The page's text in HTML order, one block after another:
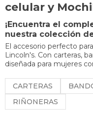
celular y
¡Encuentra el
nuestra colección
El accesorio perfecto
Lincoln's. Con carteras,
diseñada para mujeres
CARTERAS
RIÑONERAS